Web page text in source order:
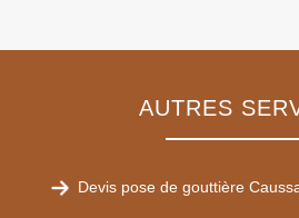
AUTRES
Devis pose de gouttière